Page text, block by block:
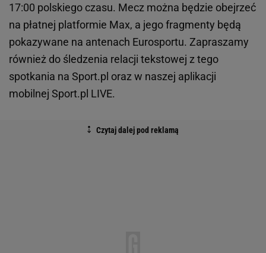
17:00 polskiego czasu. Mecz można będzie obejrzeć
na płatnej platformie Max, a jego fragmenty będą
pokazywane na antenach Eurosportu. Zapraszamy
również do śledzenia relacji tekstowej z tego
spotkania na Sport.pl oraz w naszej aplikacji
mobilnej Sport.pl LIVE.